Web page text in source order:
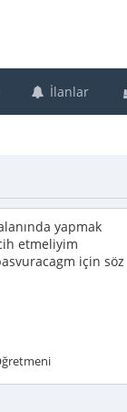
İlanlar
yapmak
etmeliyim
için söz